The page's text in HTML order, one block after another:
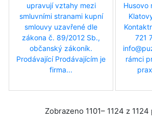
upravují vztahy mezi
smluvními stranami kupní
smlouvy uzavřené dle
zákona č. 89/2012 Sb.,
občanský zákoník.
Prodávající Prodávajícím je
firma...
Husovo
721
rámci
Zobrazeno 1101– 1124 z